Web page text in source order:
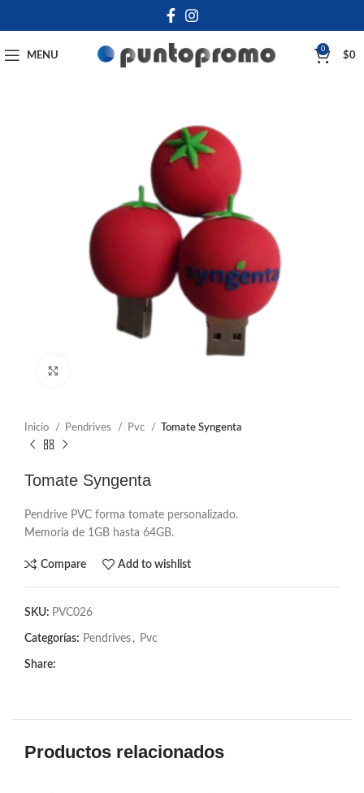
MENU
0
$0
Inicio Pendrives Pvc Tomate Syngenta
Tomate Syngenta
Pendrive PVC forma tomate personalizado.
Memoria de 1GB hasta 64GB.
Compare Add to wishlist
SKU: PVC026
Categorías: Pendrives , Pvc
Share:
Productos relacionados